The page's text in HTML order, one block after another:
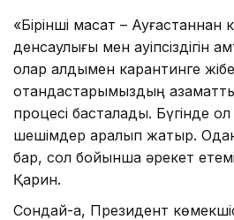
«Бірінші мақсат – Ауғастаннан
денсаулығы мен қауіпсіздігін
олар алдымен карантинге
отандастарымыздың
процесі басталады. Бүгінде ол
шешімдер қаралып жатыр. Одан
бар, сол бойынша әрекет
Қарин.
Сондай-ақ, Президент